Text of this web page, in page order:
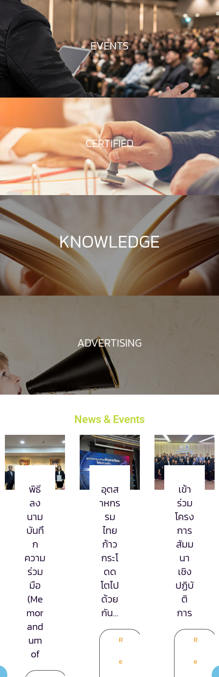
EVENTS
CERTIFIED
KNOWLEDGE
ADVERTISING
News & Events
อุตส
าหกร
รม
ไทย
ก้าว
กระโ
ดด
โตไป
ด้วย
กัน…
เข้า
ร่วม
โครง
การ
สัมม
นา
เชิง
ปฏิบั
ติ
การ
R
e
เข้า
ร่วม
ประชุ
ม
สมา
คม
การ
ค้า
กลุ่ม
ธุรกิ
จบริ